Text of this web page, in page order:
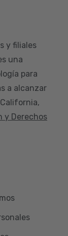
y filiales
una
para
a alcanzar
y Derechos